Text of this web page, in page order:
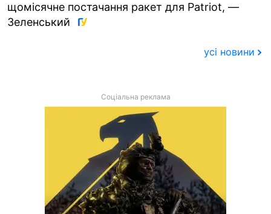
щомісячне постачання ракет для Patriot, —
Зеленський
усі новини
Соціальна реклама